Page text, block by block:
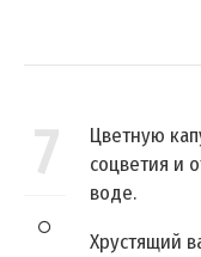
7
Цветную
соцветия и
воде.
Хрустящий